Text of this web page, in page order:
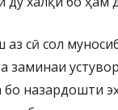
сӣ сол
заминаи
назардошти